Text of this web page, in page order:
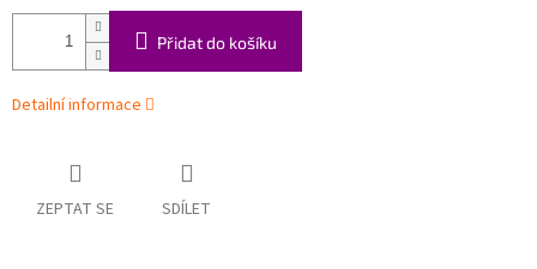
Přidat do košíku
Detailní informace
ZEPTAT SE SDÍLET